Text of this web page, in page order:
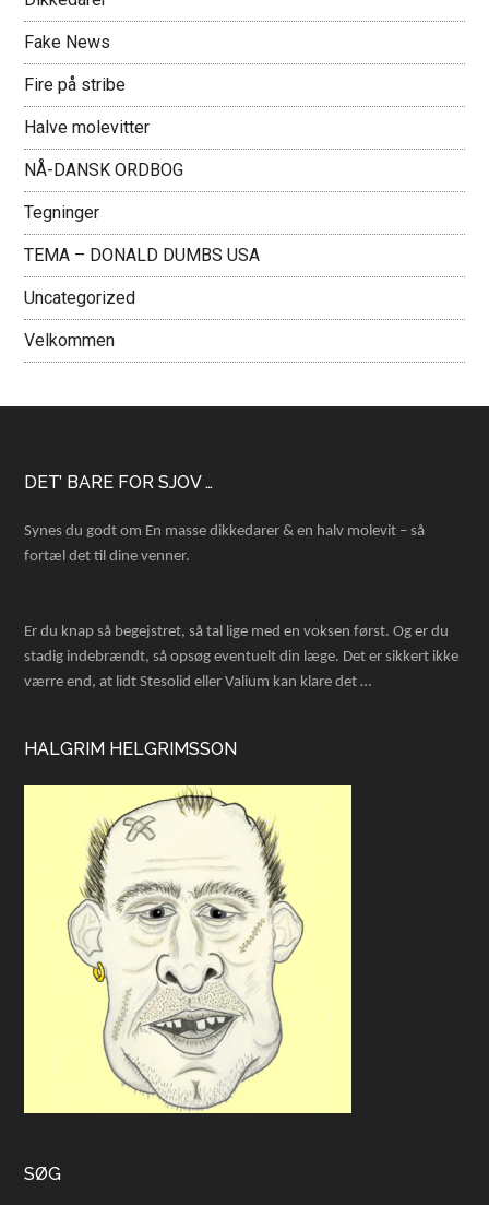
Fake News
Fire på stribe
Halve molevitter
NÅ-DANSK ORDBOG
Tegninger
TEMA – DONALD DUMBS USA
Uncategorized
Velkommen
Footer
DET’ BARE FOR SJOV …
Synes du godt om En masse dikkedarer & en halv molevit – så
fortæl det til dine venner.
Er du knap så begejstret, så tal lige med en voksen først. Og er du
stadig indebrændt, så opsøg eventuelt din læge. Det er sikkert ikke
værre end, at lidt Stesolid eller Valium kan klare det …
HALGRIM HELGRIMSSON
SØG